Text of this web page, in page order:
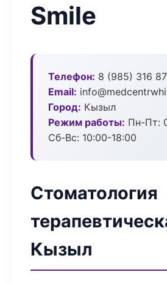
Smile
Телефон: 8 (985) 316
Email:
Город: Кызыл
Режим работы: Пн-Пт:
Сб-Вс: 10:00-18:00
Стоматология
Кызыл